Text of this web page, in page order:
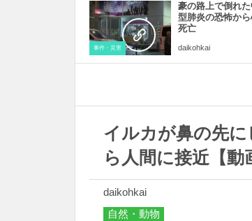
事件・災害
豪の路上で倒れ
型肺炎の恐怖か
死亡
daikohkai
イルカが鼻の先
ら人間に接近【動
daikohkai
自然・動物